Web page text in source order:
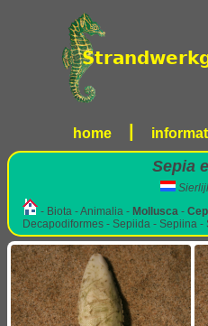
home
Sepia
- Biota - Animalia - Mollusca -
Decapodiformes - Sepiida - Sepiina